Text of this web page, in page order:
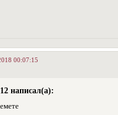
00:07:15
написал(а):